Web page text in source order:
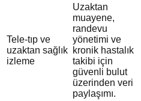
Tele-tıp ve
uzaktan sağlık
izleme
Uzaktan
muayene,
randevu
yönetimi ve
kronik hastalık
takibi için
güvenli bulut
üzerinden veri
paylaşımı.